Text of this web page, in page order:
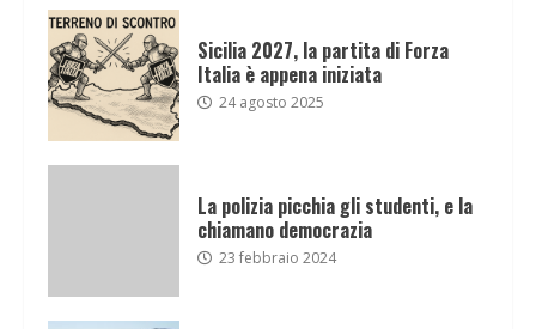
Sicilia 2027, la partita di Forza
Italia è appena iniziata
24 agosto 2025
La polizia picchia gli studenti, e la
chiamano democrazia
23 febbraio 2024